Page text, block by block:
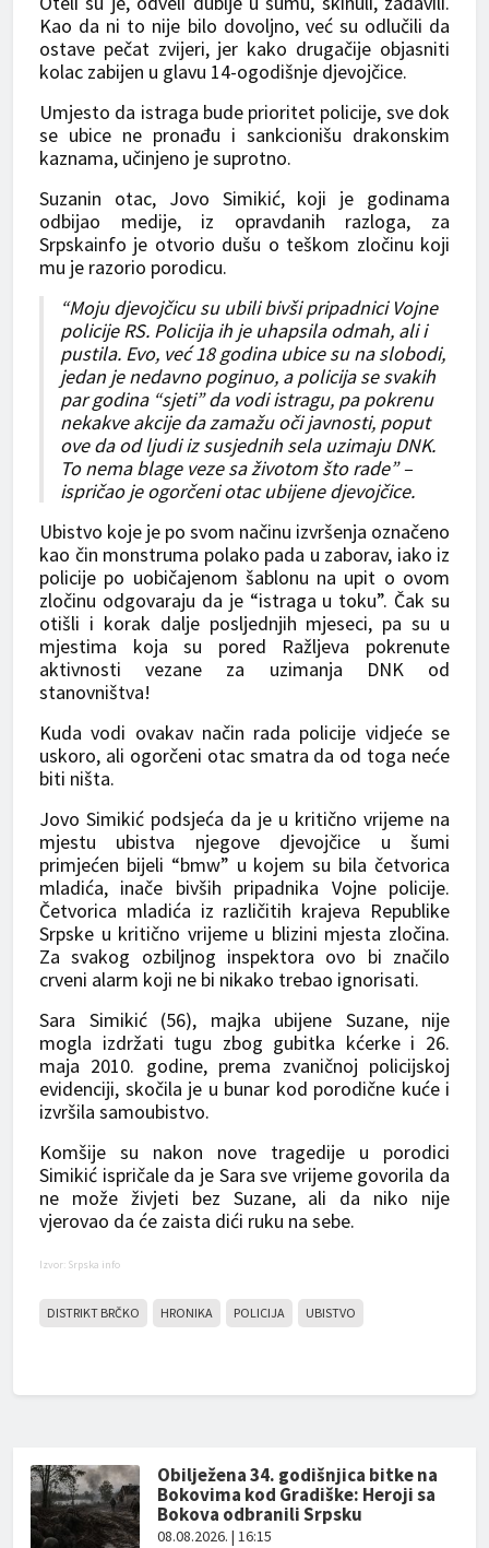
Kao da ni to nije bilo dovoljno, već su odlučili da
ostave pečat zvijeri, jer kako drugačije objasniti
kolac zabijen u glavu 14-ogodišnje djevojčice.
Umjesto da istraga bude prioritet policije, sve dok
se ubice ne pronađu i sankcionišu drakonskim
kaznama, učinjeno je suprotno.
Suzanin otac, Jovo Simikić, koji je godinama
odbijao medije, iz opravdanih razloga, za
Srpskainfo je otvorio dušu o teškom zločinu koji
mu je razorio porodicu.
“Moju djevojčicu su ubili bivši pripadnici Vojne
policije RS. Policija ih je uhapsila odmah, ali i
pustila. Evo, već 18 godina ubice su na slobodi,
jedan je nedavno poginuo, a policija se svakih
par godina “sjeti” da vodi istragu, pa pokrenu
nekakve akcije da zamažu oči javnosti, poput
ove da od ljudi iz susjednih sela uzimaju DNK.
To nema blage veze sa životom što rade” –
ispričao je ogorčeni otac ubijene djevojčice.
Ubistvo koje je po svom načinu izvršenja označeno
kao čin monstruma polako pada u zaborav, iako iz
policije po uobičajenom šablonu na upit o ovom
zločinu odgovaraju da je “istraga u toku”. Čak su
otišli i korak dalje posljednjih mjeseci, pa su u
mjestima koja su pored Ražljeva pokrenute
aktivnosti vezane za uzimanja DNK od
stanovništva!
Kuda vodi ovakav način rada policije vidjeće se
uskoro, ali ogorčeni otac smatra da od toga neće
biti ništa.
Jovo Simikić podsjeća da je u kritično vrijeme na
mjestu ubistva njegove djevojčice u šumi
primjećen bijeli “bmw” u kojem su bila četvorica
mladića, inače bivših pripadnika Vojne policije.
Četvorica mladića iz različitih krajeva Republike
Srpske u kritično vrijeme u blizini mjesta zločina.
Za svakog ozbiljnog inspektora ovo bi značilo
crveni alarm koji ne bi nikako trebao ignorisati.
Sara Simikić (56), majka ubijene Suzane, nije
mogla izdržati tugu zbog gubitka kćerke i 26.
maja 2010. godine, prema zvaničnoj policijskoj
evidenciji, skočila je u bunar kod porodične kuće i
izvršila samoubistvo.
Komšije su nakon nove tragedije u porodici
Simikić ispričale da je Sara sve vrijeme govorila da
ne može živjeti bez Suzane, ali da niko nije
vjerovao da će zaista dići ruku na sebe.
Izvor: Srpska info
DISTRIKT BRČKO HRONIKA POLICIJA UBISTVO
Obilježena 34. godišnjica bitke na
Bokovima kod Gradiške: Heroji sa
Bokova odbranili Srpsku
08.08.2026. | 16:15